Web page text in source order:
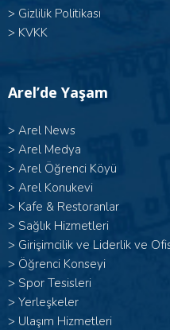
> Gizlilik Politikası
> KVKK
Arel’de Yaşam
> Arel News
> Arel Medya
> Arel Öğrenci Köyü
> Arel Konukevi
> Kafe & Restoranlar
> Sağlık Hizmetleri
> Girişimcilik ve Liderlik ve
> Öğrenci Konseyi
> Spor Tesisleri
> Yerleşkeler
> Ulaşım Hizmetleri